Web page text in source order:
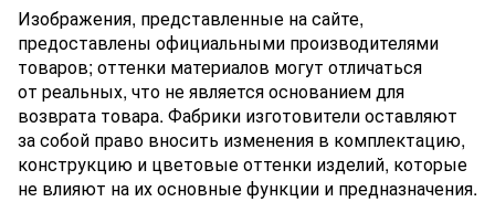
Изображения, представленные на сайте,
предоставлены официальными производителями
товаров; оттенки материалов могут отличаться
от реальных, что не является основанием для
возврата товара. Фабрики изготовители оставляют
за собой право вносить изменения в комплектацию,
конструкцию и цветовые оттенки изделий, которые
не влияют на их основные функции и предназначения.